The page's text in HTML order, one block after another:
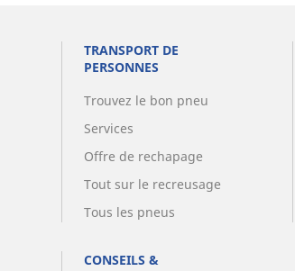
TRANSPORT DE
PERSONNES
Trouvez le bon pneu
Services
Offre de rechapage
Tout sur le recreusage
Tous les pneus
CONSEILS &